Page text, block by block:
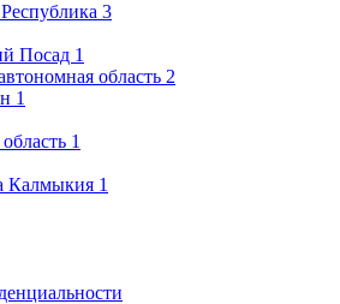
3
Посад 1
область 2
1
1
Калмыкия 1